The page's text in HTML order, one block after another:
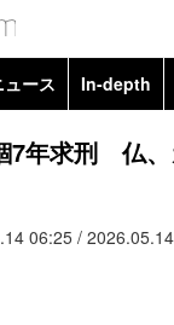
ュース In-depth
7年求刑 仏
06:25 /